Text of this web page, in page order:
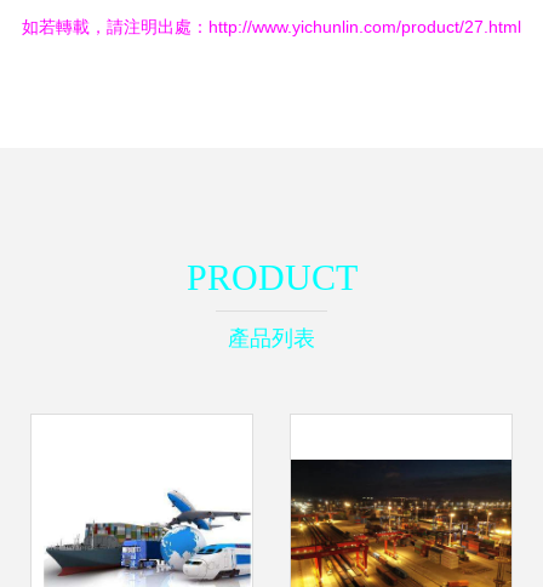
如若轉載，請注明出處：http://www.yichunlin.com/product/27.html
PRODUCT
產品列表